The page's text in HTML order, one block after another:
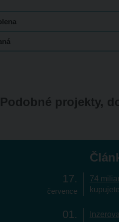
Podobné projekty,
17
července
74
01